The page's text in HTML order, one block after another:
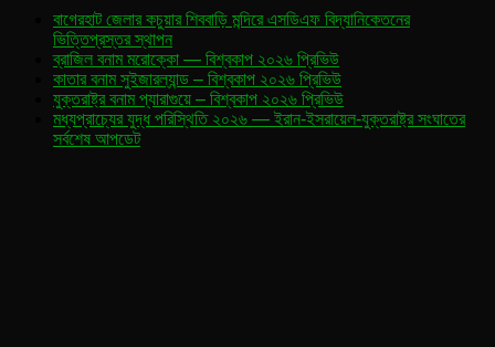
বাগেরহাট জেলার কচুয়ার শিববাড়ি মন্দিরে এসডিএফ বিদ্যানিকেতনের
ভিত্তিপ্রস্তর স্থাপন
ব্রাজিল বনাম মরোক্কো — বিশ্বকাপ ২০২৬ প্রিভিউ
কাতার বনাম সুইজারল্যান্ড – বিশ্বকাপ ২০২৬ প্রিভিউ
যুক্তরাষ্ট্র বনাম প্যারাগুয়ে – বিশ্বকাপ ২০২৬ প্রিভিউ
মধ্যপ্রাচ্যের যুদ্ধ পরিস্থিতি ২০২৬ — ইরান-ইসরায়েল-যুক্তরাষ্ট্র সংঘাতের
সর্বশেষ আপডেট